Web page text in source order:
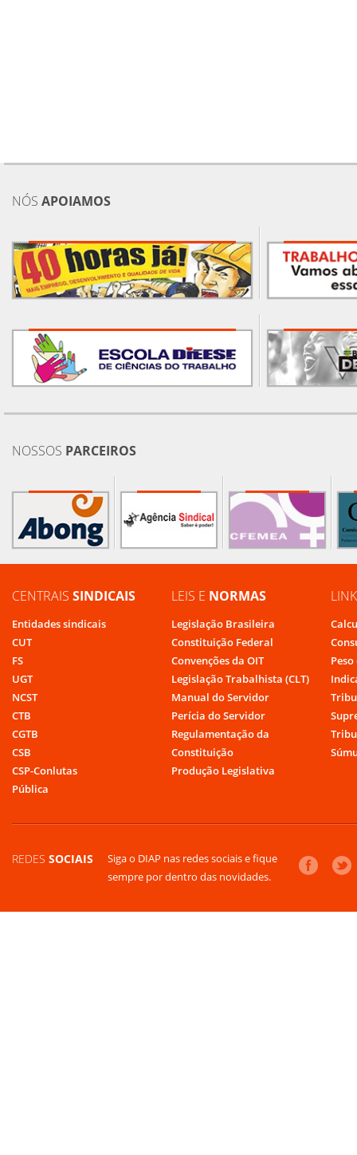
NÓS APOIAMOS
NOSSOS PARCEIROS
CENTRAIS SINDICAIS
Entidades sindicais
CUT
FS
UGT
NCST
CTB
CGTB
CSB
CSP-Conlutas
Pública
LEIS E NORMAS
Legislação Brasileira
Constituição Federal
Convenções da OIT
Legislação Trabalhista (CLT)
Manual do Servidor
Perícia do Servidor
Regulamentação da
Constituição
Produção Legislativa
REDES SOCIAIS
Siga o DIAP nas redes sociais e fique
sempre por dentro das novidades.